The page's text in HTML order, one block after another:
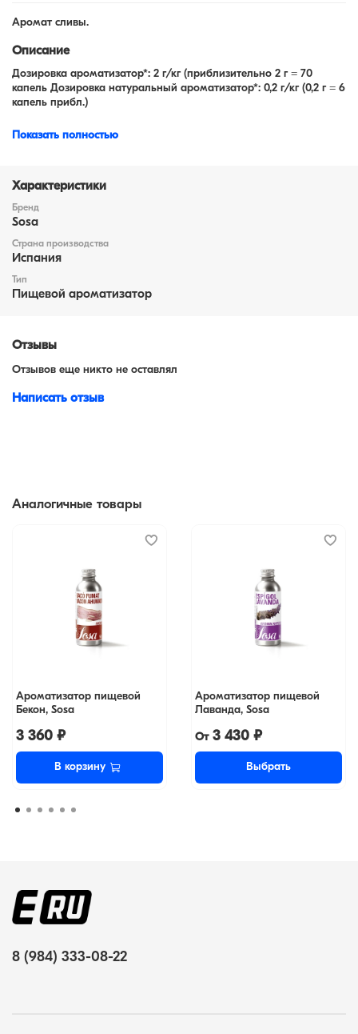
Аромат сливы.
Описание
Дозировка ароматизатор*: 2 г/кг (приблизительно 2 г = 70
капель Дозировка натуральный ароматизатор*: 0,2 г/кг (0,2 г = 6
капель прибл.)
*Количество капель в зависимости от средней плотности всего
Показать полностью
Характеристики
Бренд
Sosa
Страна производства
Испания
Тип
Пищевой ароматизатор
Отзывы
Отзывов еще никто не оставлял
Написать отзыв
Аналогичные товары
Ароматизатор пищевой
Бекон, Sosa
3 360 ₽
В корзину
Ароматизатор пищевой
Лаванда, Sosa
От3 430 ₽
Выбрать
8 (984) 333-08-22